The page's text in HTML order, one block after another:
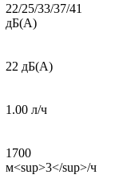
22/25/33/37/41
дБ(А)
22 дБ(А)
1.00 л/ч
1700
м<sup>3</sup>/ч